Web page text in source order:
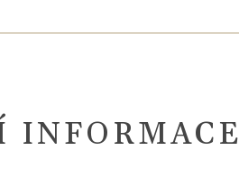
INFORMACE